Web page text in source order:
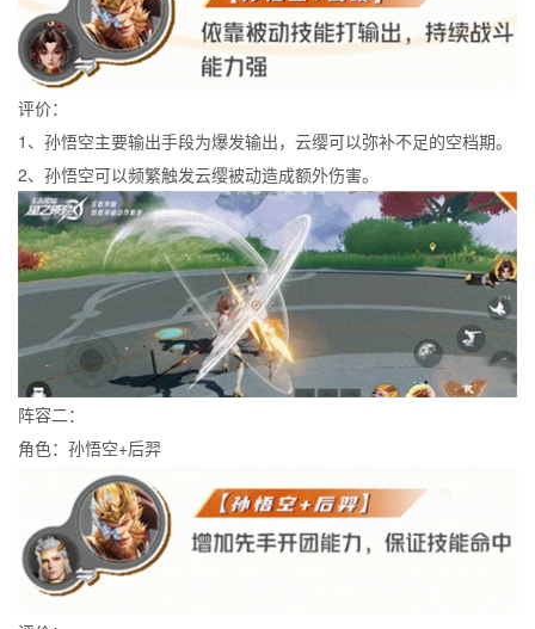
评价：
1、孙悟空主要输出手段为爆发输出，云缨可以弥补不足的空档期。
2、孙悟空可以频繁触发云缨被动造成额外伤害。
阵容二：
角色：孙悟空+后羿